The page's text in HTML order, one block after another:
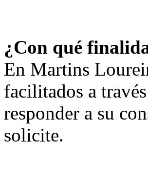
¿Con qué
En Martins
facilitados a
responder a su
solicite.